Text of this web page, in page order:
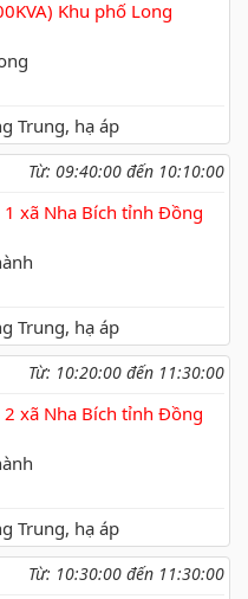
Khu phố Long
Trung, hạ áp
Từ: 09:40:00 đến 10:10:00
xã Nha Bích tỉnh Đồng
Trung, hạ áp
Từ: 10:20:00 đến 11:30:00
xã Nha Bích tỉnh Đồng
Trung, hạ áp
Từ: 10:30:00 đến 11:30:00